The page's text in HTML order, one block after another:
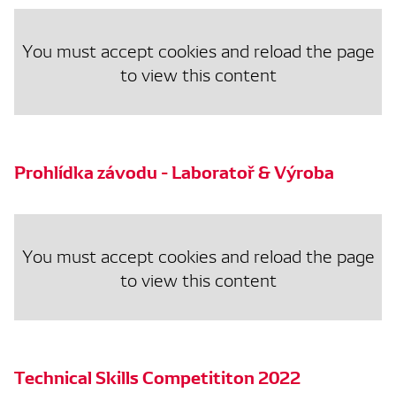
You must accept cookies and reload the page
to view this content
Prohlídka závodu - Laboratoř & Výroba
You must accept cookies and reload the page
to view this content
Technical Skills Competititon 2022